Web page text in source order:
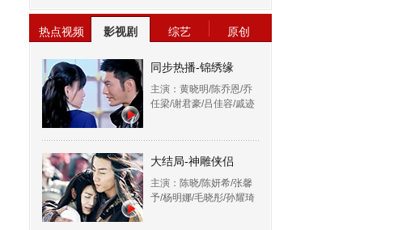
热点视频 影视剧 综艺 原创
同步热播-锦绣缘
主演：黄晓明/陈乔恩/乔
任梁/谢君豪/吕佳容/戚迹
大结局-神雕侠侣
主演：陈晓/陈妍希/张馨
予/杨明娜/毛晓彤/孙耀琦